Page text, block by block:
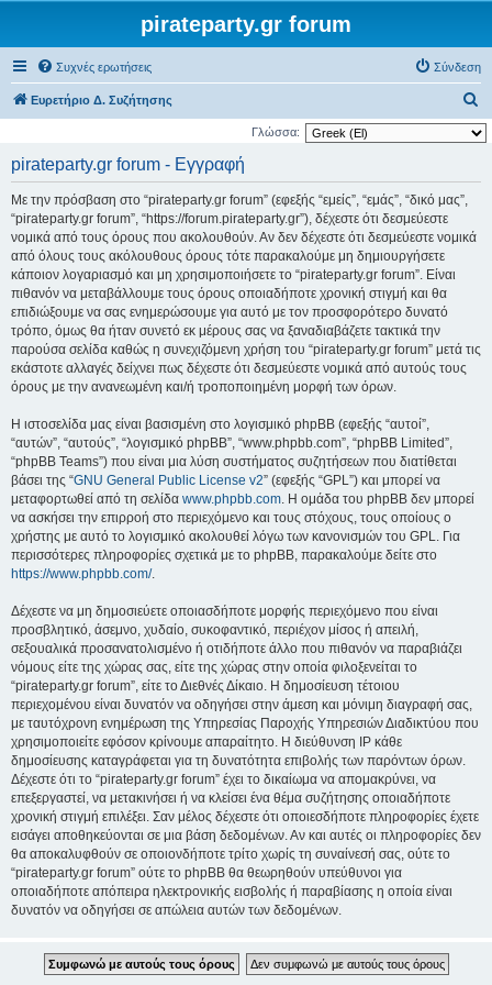
pirateparty.gr forum
Συχνές ερωτήσεις Σύνδεση
Ευρετήριο Δ. Συζήτησης
ν
Γλώσσα:
pirateparty.gr forum - Εγγραφή
Με την πρόσβαση στο “pirateparty.gr forum” (εφεξής “εμείς”, “εμάς”, “δικό μας”,
“pirateparty.gr forum”, “https://forum.pirateparty.gr”), δέχεστε ότι δεσμεύεστε
νομικά από τους όρους που ακολουθούν. Αν δεν δέχεστε ότι δεσμεύεστε νομικά
από όλους τους ακόλουθους όρους τότε παρακαλούμε μη δημιουργήσετε
κάποιον λογαριασμό και μη χρησιμοποιήσετε το “pirateparty.gr forum”. Είναι
πιθανόν να μεταβάλλουμε τους όρους οποιαδήποτε χρονική στιγμή και θα
επιδιώξουμε να σας ενημερώσουμε για αυτό με τον προσφορότερο δυνατό
τρόπο, όμως θα ήταν συνετό εκ μέρους σας να ξαναδιαβάζετε τακτικά την
παρούσα σελίδα καθώς η συνεχιζόμενη χρήση του “pirateparty.gr forum” μετά τις
εκάστοτε αλλαγές δείχνει πως δέχεστε ότι δεσμεύεστε νομικά από αυτούς τους
όρους με την ανανεωμένη και/ή τροποποιημένη μορφή των όρων.
Η ιστοσελίδα μας είναι βασισμένη στο λογισμικό phpBB (εφεξής “αυτοί”,
“αυτών”, “αυτούς”, “λογισμικό phpBB”, “www.phpbb.com”, “phpBB Limited”,
“phpBB Teams”) που είναι μια λύση συστήματος συζητήσεων που διατίθεται
βάσει της “GNU General Public License v2” (εφεξής “GPL”) και μπορεί να
μεταφορτωθεί από τη σελίδα www.phpbb.com. Η ομάδα του phpBB δεν μπορεί
να ασκήσει την επιρροή στο περιεχόμενο και τους στόχους, τους οποίους ο
χρήστης με αυτό το λογισμικό ακολουθεί λόγω των κανονισμών του GPL. Για
περισσότερες πληροφορίες σχετικά με το phpBB, παρακαλούμε δείτε στο
https://www.phpbb.com/.
Δέχεστε να μη δημοσιεύετε οποιασδήποτε μορφής περιεχόμενο που είναι
προσβλητικό, άσεμνο, χυδαίο, συκοφαντικό, περιέχον μίσος ή απειλή,
σεξουαλικά προσανατολισμένο ή οτιδήποτε άλλο που πιθανόν να παραβιάζει
νόμους είτε της χώρας σας, είτε της χώρας στην οποία φιλοξενείται το
“pirateparty.gr forum”, είτε το Διεθνές Δίκαιο. Η δημοσίευση τέτοιου
περιεχομένου είναι δυνατόν να οδηγήσει στην άμεση και μόνιμη διαγραφή σας,
με ταυτόχρονη ενημέρωση της Υπηρεσίας Παροχής Υπηρεσιών Διαδικτύου που
χρησιμοποιείτε εφόσον κρίνουμε απαραίτητο. Η διεύθυνση IP κάθε
δημοσίευσης καταγράφεται για τη δυνατότητα επιβολής των παρόντων όρων.
Δέχεστε ότι το “pirateparty.gr forum” έχει το δικαίωμα να απομακρύνει, να
επεξεργαστεί, να μετακινήσει ή να κλείσει ένα θέμα συζήτησης οποιαδήποτε
χρονική στιγμή επιλέξει. Σαν μέλος δέχεστε ότι οποιεσδήποτε πληροφορίες έχετε
εισάγει αποθηκεύονται σε μια βάση δεδομένων. Αν και αυτές οι πληροφορίες δεν
θα αποκαλυφθούν σε οποιονδήποτε τρίτο χωρίς τη συναίνεσή σας, ούτε το
“pirateparty.gr forum” ούτε το phpBB θα θεωρηθούν υπεύθυνοι για
οποιαδήποτε απόπειρα ηλεκτρονικής εισβολής ή παραβίασης η οποία είναι
δυνατόν να οδηγήσει σε απώλεια αυτών των δεδομένων.